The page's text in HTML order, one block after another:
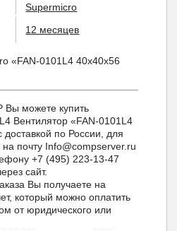
Supermicro
12 месяцев
«FAN-0101L4 40x40x56
можете купить
Вентилятор «FAN-0101L4
по России, для
на почту Info@compserver.ru
+7 (495) 223-13-47
сайт.
Вы получаете на
который можно оплатить
от юридического или